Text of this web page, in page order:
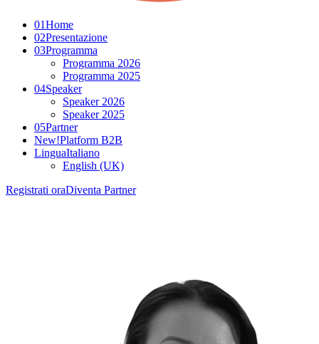
01Home
02Presentazione
03Programma
Programma 2026
Programma 2025
04Speaker
Speaker 2026
Speaker 2025
05Partner
New!Platform B2B
LinguaItaliano
English (UK)
Registrati oraDiventa Partner